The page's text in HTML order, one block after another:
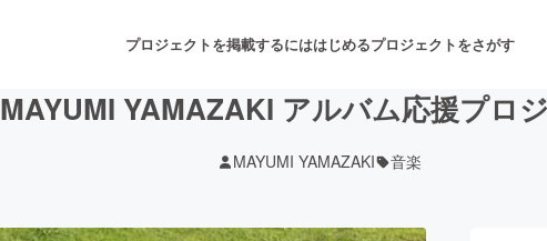
プロジェクトを掲載するにははじめるプロジェクトをさがす
MAYUMI YAMAZAKI アルバム応援プロ
MAYUMI YAMAZAKI 音楽